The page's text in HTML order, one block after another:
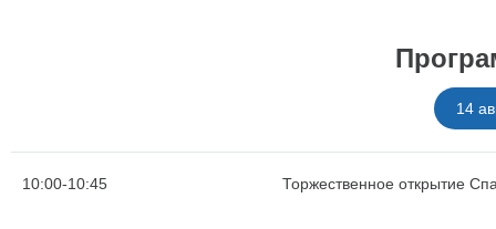
14
10:00-10:45 Торжественное открытие